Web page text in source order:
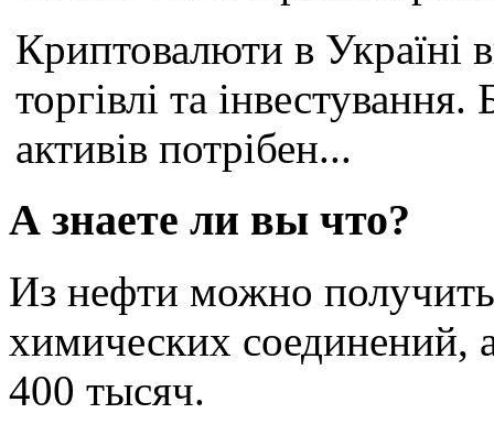
Криптовалюти в Україні
торгівлі та
активів потрібен...
А знаете ли вы что?
Из нефти можно
химических соединений,
400 тысяч.